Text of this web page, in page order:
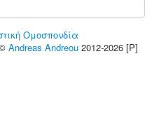
Ομοσπονδία
Andreas Andreou 2012-2026 [P]